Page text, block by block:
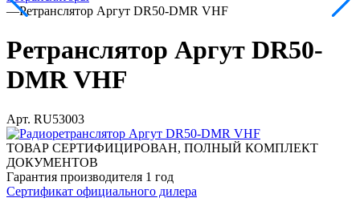
—Ретранслятор Аргут DR50-DMR VHF
Ретранслятор Аргут DR50-
DMR VHF
Арт. RU53003
ТОВАР СЕРТИФИЦИРОВАН, ПОЛНЫЙ КОМПЛЕКТ
ДОКУМЕНТОВ
Гарантия производителя 1 год
Сертификат официального дилера